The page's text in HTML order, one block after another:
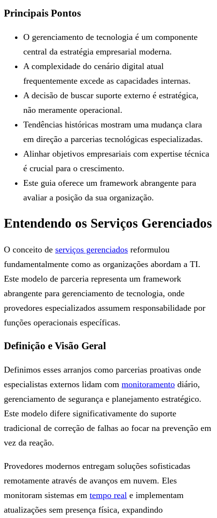
Principais Pontos
O gerenciamento de tecnologia é um componente
central da estratégia empresarial moderna.
A complexidade do cenário digital atual
frequentemente excede as capacidades internas.
A decisão de buscar suporte externo é estratégica,
não meramente operacional.
Tendências históricas mostram uma mudança clara
em direção a parcerias tecnológicas especializadas.
Alinhar objetivos empresariais com expertise técnica
é crucial para o crescimento.
Este guia oferece um framework abrangente para
avaliar a posição da sua organização.
Entendendo os Serviços Gerenciados
O conceito de serviços gerenciados reformulou
fundamentalmente como as organizações abordam a TI.
Este modelo de parceria representa um framework
abrangente para gerenciamento de tecnologia, onde
provedores especializados assumem responsabilidade por
funções operacionais específicas.
Definição e Visão Geral
Definimos esses arranjos como parcerias proativas onde
especialistas externos lidam com monitoramento diário,
gerenciamento de segurança e planejamento estratégico.
Este modelo difere significativamente do suporte
tradicional de correção de falhas ao focar na prevenção em
vez da reação.
Provedores modernos entregam soluções sofisticadas
remotamente através de avanços em nuvem. Eles
monitoram sistemas em tempo real e implementam
atualizações sem presença física, expandindo